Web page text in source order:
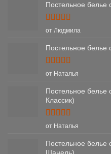
Постельное
Оценка5
от Людмила
Постельное белье
Оценка5
от Наталья
Постельное белье
Классик)
Оценка5
от Наталья
Постельное белье